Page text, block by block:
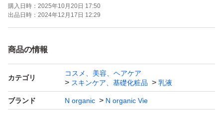
購入日時： 2025年10月20日 17:50
出品日時： 2024年12月17日 12:29
商品の情報
カテゴリ
コスメ、美容、ヘアケア
スキンケア、基礎化粧品
乳液
ブランド N organic N organic Vie